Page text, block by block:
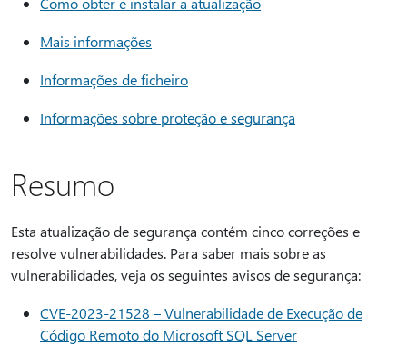
Mais informações
Informações de ficheiro
Informações sobre proteção e segurança
Resumo
Esta atualização de segurança contém cinco correções e
resolve vulnerabilidades. Para saber mais sobre as
vulnerabilidades, veja os seguintes avisos de segurança:
CVE-2023-21528 – Vulnerabilidade de Execução de
Código Remoto do Microsoft SQL Server